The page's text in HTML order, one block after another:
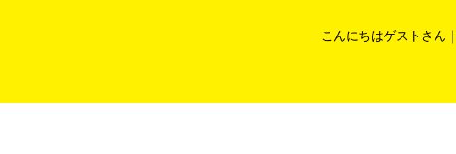
こんにちはゲストさん｜
コラム マイページ